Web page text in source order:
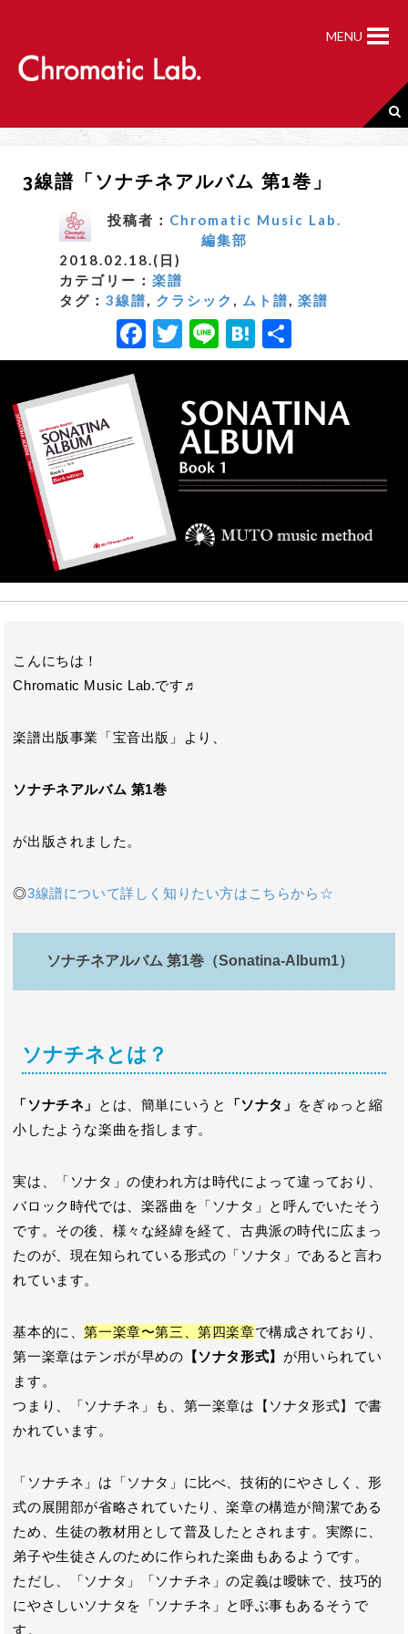
MENU
3線譜「ソナチネアルバム 第1巻」
投稿者： Chromatic Music Lab.
編集部
2018.02.18.(日)
カテゴリー： 楽譜
タグ： 3線譜, クラシック , ムト譜, 楽譜
F
a
b
o
o
k
T
w
it
t
e
r
Li
n
e
H
a
t
e
n
a
共
有
こんにちは！
Chromatic Music Lab.です♬
楽譜出版事業「宝音出版」より、
ソナチネアルバム 第1巻
が出版されました。
◎3線譜について詳しく知りたい方はこちらから☆
ソナチネアルバム 第1巻（Sonatina-Album1）
ソナチネとは？
「ソナチネ」 とは、簡単にいうと 「ソナタ」
をぎゅっと縮
小したような楽曲を指します。
実は、「ソナタ」の使われ方は時代によって違っており、
バロック時代では、楽器曲を「ソナタ」と呼んでいたそう
です。その後、様々な経緯を経て、古典派の時代に広まっ
たのが、現在知られている形式の「ソナタ」であると言わ
れています。
基本的に、第一楽章〜第三、第四楽章で構成されており、
第一楽章はテンポが早めの 【ソナタ形式】 が用いられてい
ます。
つまり、「ソナチネ」も、第一楽章は【ソナタ形式】で書
かれています。
「ソナチネ」は「ソナタ」に比べ、技術的にやさしく、形
式の展開部が省略されていたり、楽章の構造が簡潔である
ため、生徒の教材用として普及したとされます。実際に、
弟子や生徒さんのために作られた楽曲もあるようです。
ただし、「ソナタ」「ソナチネ」の定義は曖昧で、技巧的
にやさしいソナタを「ソナチネ」と呼ぶ事もあるそうで
す。